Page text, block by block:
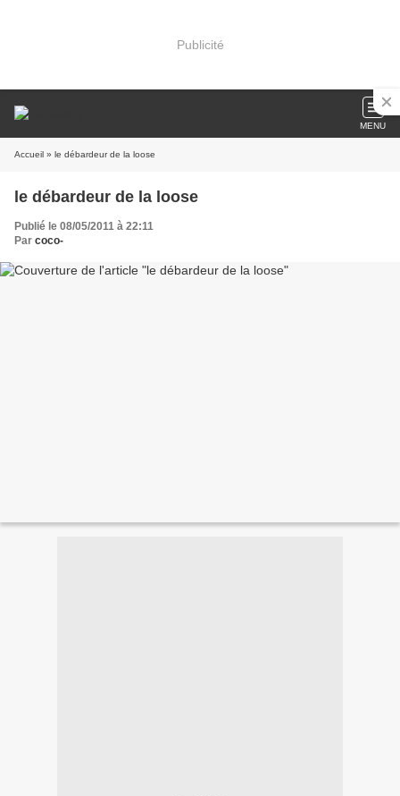
Publicité
MENU
Accueil » le débardeur de la loose
le débardeur de la loose
Publié le 08/05/2011 à 22:11
Par coco-